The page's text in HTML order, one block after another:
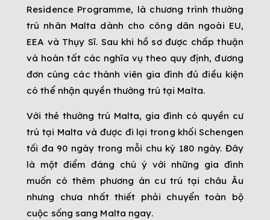
Residence Programme, là chương trình thường
trú nhân Malta dành cho công dân ngoài EU,
EEA và Thụy Sĩ. Sau khi hồ sơ được chấp thuận
và hoàn tất các nghĩa vụ theo quy định, đương
đơn cùng các thành viên gia đình đủ điều kiện
có thể nhận quyền thường trú tại Malta.
Với thẻ thường trú Malta, gia đình có quyền cư
trú tại Malta và được đi lại trong khối Schengen
tối đa 90 ngày trong mỗi chu kỳ 180 ngày. Đây
là một điểm đáng chú ý với những gia đình
muốn có thêm phương án cư trú tại châu Âu
nhưng chưa nhất thiết phải chuyển toàn bộ
cuộc sống sang Malta ngay.